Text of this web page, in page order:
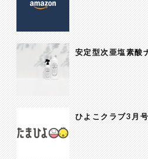
安定型次亜塩素酸
ひよこクラブ3月